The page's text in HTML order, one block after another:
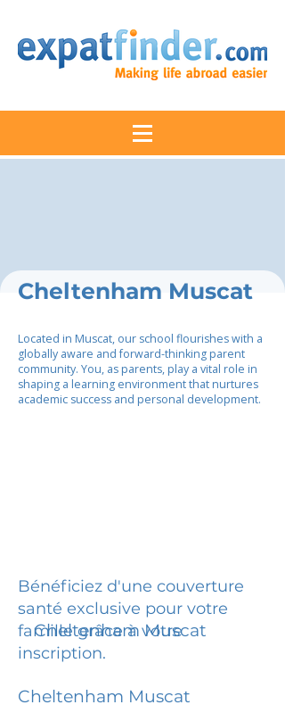
Cheltenham Muscat
Located in Muscat, our school flourishes with a
globally aware and forward-thinking parent
community. You, as parents, play a vital role in
shaping a learning environment that nurtures
academic success and personal development.
Bénéficiez d'une couverture
santé exclusive pour votre
famille grâce à votre
inscription.
Cheltenham Muscat
Cheltenham Muscat